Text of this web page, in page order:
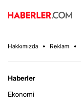
Hakkımızda Reklam
Haberler
Ekonomi